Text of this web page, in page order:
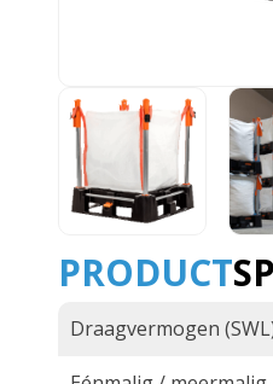
PRODUCT
Draagvermogen